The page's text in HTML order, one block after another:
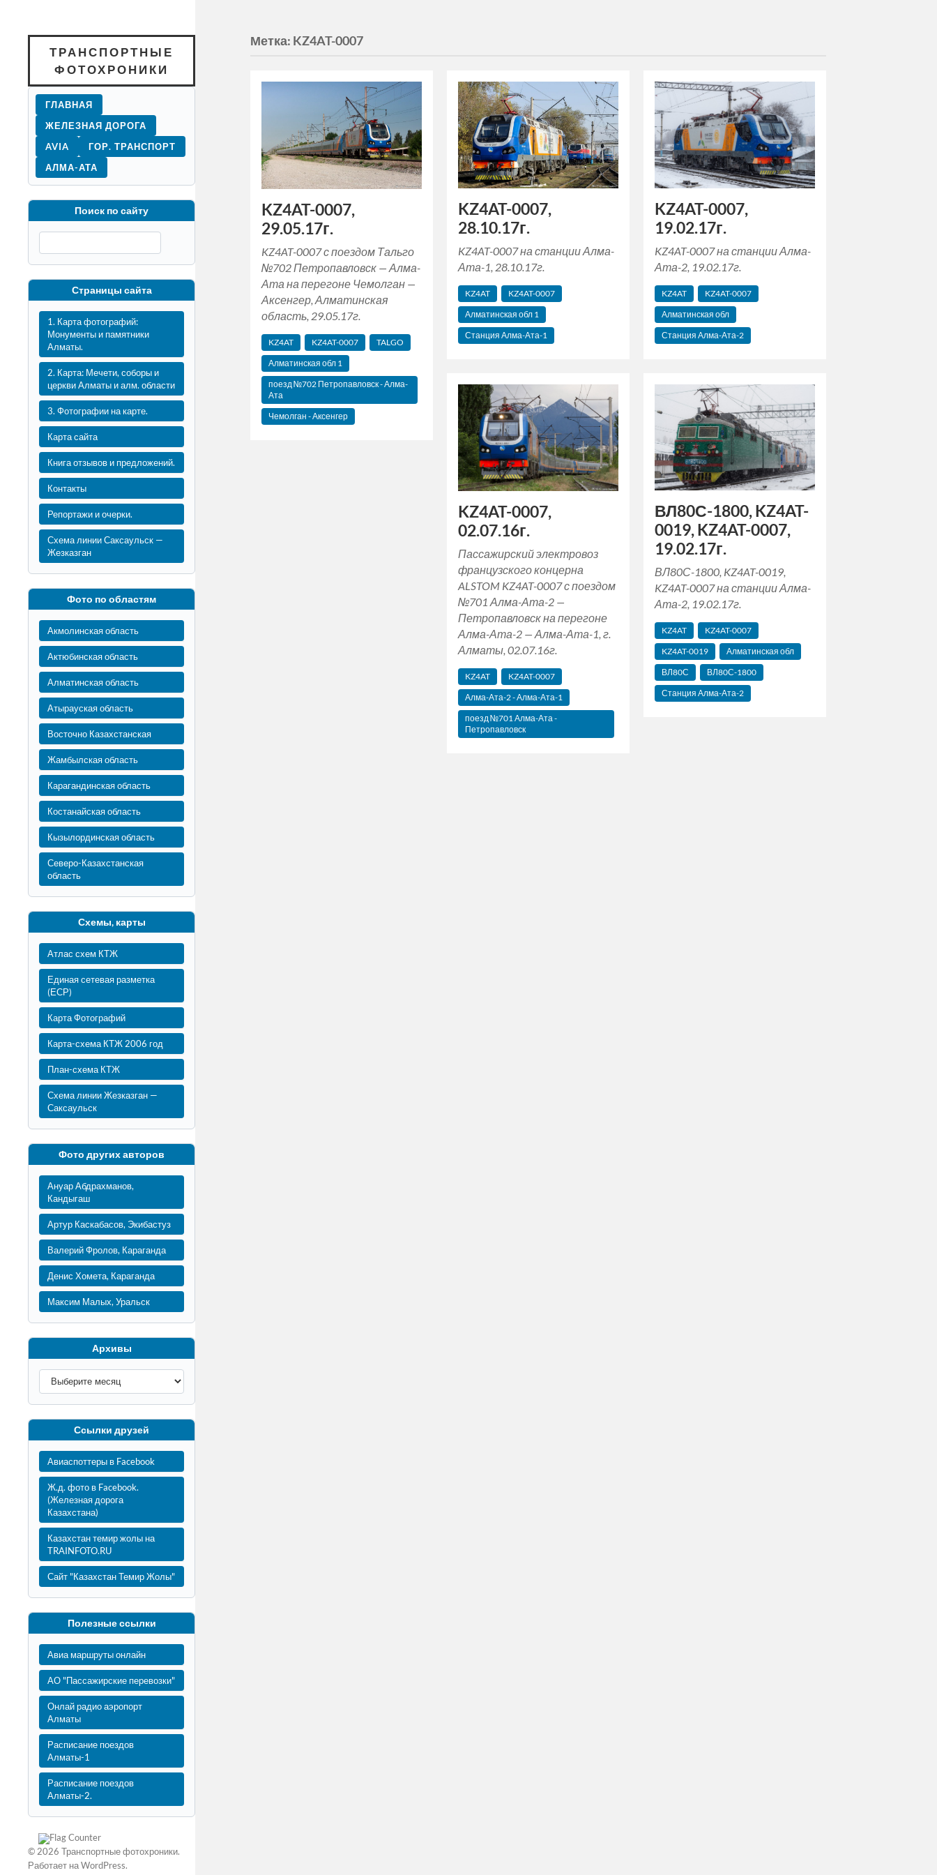
ТРАНСПОРТНЫЕ
ФОТОХРОНИКИ
ГЛАВНАЯ
ЖЕЛЕЗНАЯ ДОРОГА
AVIA
ГОР. ТРАНСПОРТ
АЛМА-АТА
Поиск по сайту
Страницы сайта
1. Карта фотографий:
Монументы и памятники
Алматы.
2. Карта: Мечети, соборы и
церкви Алматы и алм. области
3. Фотографии на карте.
Карта сайта
Книга отзывов и предложений.
Контакты
Репортажи и очерки.
Схема линии Саксаульск —
Жезказган
Фото по областям
Акмолинская область
Актюбинская область
Алматинская область
Атырауская область
Восточно Казахстанская
Жамбылская область
Карагандинская область
Костанайская область
Кызылординская область
Северо-Казахстанская
область
Схемы, карты
Атлас схем КТЖ
Единая сетевая разметка
(ЕСР)
Карта Фотографий
Карта-схема КТЖ 2006 год
План-схема КТЖ
Схема линии Жезказган —
Саксаульск
Фото других авторов
Ануар Абдрахманов,
Кандыгаш
Артур Каскабасов, Экибастуз
Валерий Фролов, Караганда
Денис Хомета, Караганда
Максим Малых, Уральск
Архивы
Ссылки друзей
Авиаспоттеры в Facebook
Ж.д. фото в Facebook.
(Железная дорога
Казахстана)
Казахстан темир жолы на
TRAINFOTO.RU
Сайт "Казахстан Темир Жолы"
Полезные ссылки
Авиа маршруты онлайн
АО "Пассажирские перевозки"
Онлай радио аэропорт
Алматы
Расписание поездов
Алматы-1
Расписание поездов
Алматы-2.
© 2026 Транспортные фотохроники.
Работает наWordPress.
Метка: KZ4AT-0007
KZ4AT-0007,
29.05.17г.
KZ4AT-0007 с поездом Тальго
№702 Петропавловск — Алма-
Ата на перегоне Чемолган —
Аксенгер, Алматинская
область, 29.05.17г.
KZ4AT KZ4AT-0007
TALGO
Алматинская‬ обл 1
поезд №702 Петропавловск - Алма-
Ата
Чемолган - Аксенгер
KZ4AT-0007,
28.10.17г.
KZ4AT-0007 на станции Алма-
Ата-1, 28.10.17г.
KZ4AT
KZ4AT-0007
Алматинская‬ обл 1
Станция Алма-Ата-1
KZ4AT-0007,
19.02.17г.
KZ4AT-0007 на станции Алма-
Ата-2, 19.02.17г.
KZ4AT
KZ4AT-0007
Алматинская обл
Станция Алма-Ата-2
ВЛ80С-1800, KZ4AT-
0019, KZ4AT-0007,
19.02.17г.
ВЛ80С-1800, KZ4AT-0019,
KZ4AT-0007 на станции Алма-
Ата-2, 19.02.17г.
KZ4AT
KZ4AT-0007
KZ4AT-0019
Алматинская обл
ВЛ80С
ВЛ80С-1800
Станция Алма-Ата-2
KZ4AT-0007,
02.07.16г.
Пассажирский электровоз
французского концерна
ALSTOM KZ4AT-0007 с поездом
№701 Алма-Ата-2 —
Петропавловск на перегоне
Алма-Ата-2 — Алма-Ата-1, г.
Алматы, 02.07.16г.
KZ4AT
KZ4AT-0007
Алма-Ата-2 - Алма-Ата-1
поезд №701 Алма-Ата -
Петропавловск